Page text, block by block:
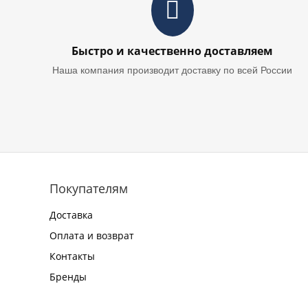
Быстро и качественно доставляем
Наша компания производит доставку по всей России
Покупателям
Доставка
Оплата и возврат
Контакты
Бренды